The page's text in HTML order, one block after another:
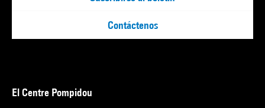
Contáctenos
El Centre Pompidou